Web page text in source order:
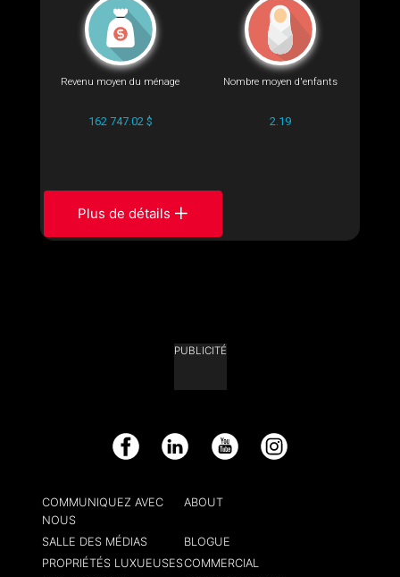
Revenu moyen du ménage
162 747.02 $
Nombre moyen d'enfants
2.19
Plus de détails
PUBLICITÉ
Facebook LinkedIn YouTube Instagram
COMMUNIQUEZ AVEC
NOUS
ABOUT
SALLE DES MÉDIAS
BLOGUE
PROPRIÉTÉS LUXUEUSESCOMMERCIAL